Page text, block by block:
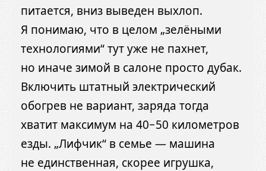
питается, вниз выведен выхлоп.
Я понимаю, что в целом „зелёными
технологиями“ тут уже не пахнет,
но иначе зимой в салоне просто дубак.
Включить штатный электрический
обогрев не вариант, заряда тогда
хватит максимум на 40−50 километров
езды. „Лифчик“ в семье — машина
не единственная, скорее игрушка,